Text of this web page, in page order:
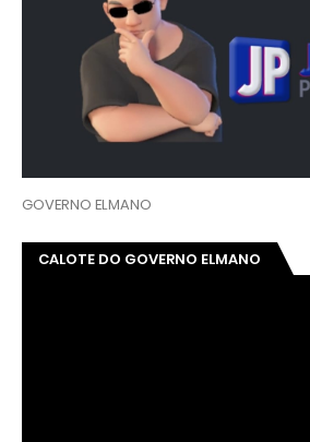
GOVERNO ELMANO
CALOTE DO GOVERNO ELMANO